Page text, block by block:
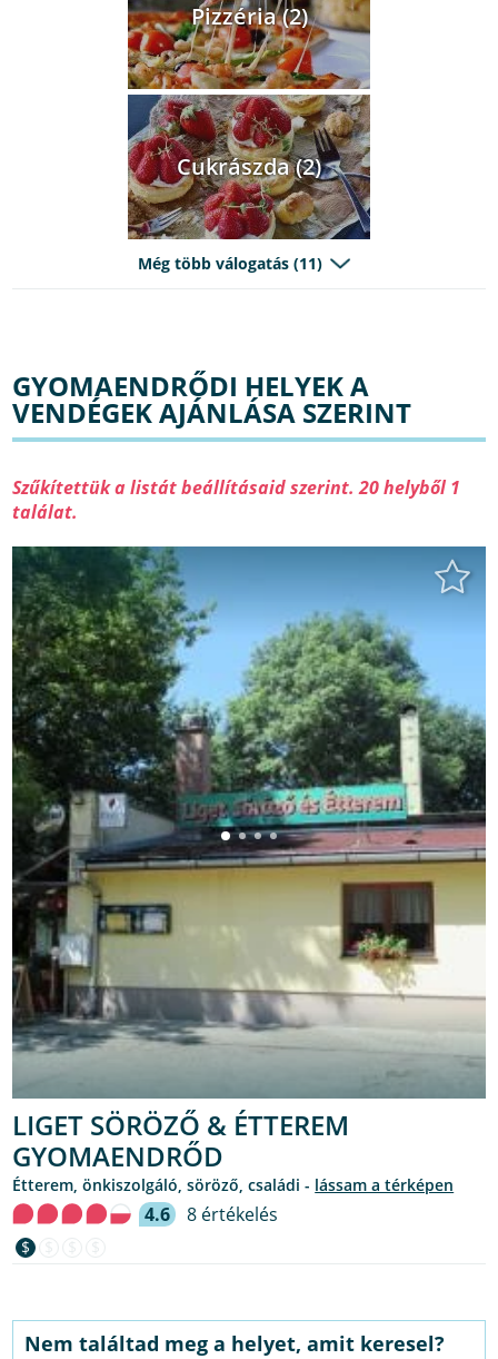
Pizzéria (2)
Cukrászda (2)
Még több válogatás (11)
GYOMAENDRŐDI HELYEK A
VENDÉGEK AJÁNLÁSA SZERINT
Szűkítettük a listát beállításaid szerint. 20 helyből 1
találat.
LIGET SÖRÖZŐ & ÉTTEREM
GYOMAENDRŐD
étterem, önkiszolgáló, söröző, családi - lássam a térképen
4.6 8 értékelés
$
Nem találtad meg a helyet, amit keresel?